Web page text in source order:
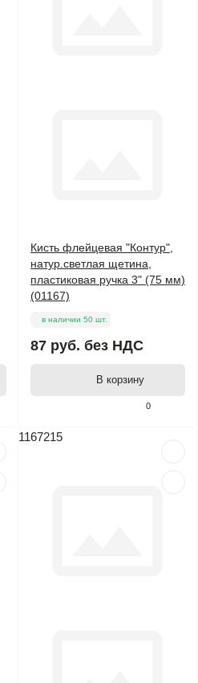
0
Кисть флейцевая "Контур",
натур.светлая щетина,
пластиковая ручка 3" (75 мм)
(01167)
в наличии 50 шт.
87 руб. без НДС
В корзину
1167215